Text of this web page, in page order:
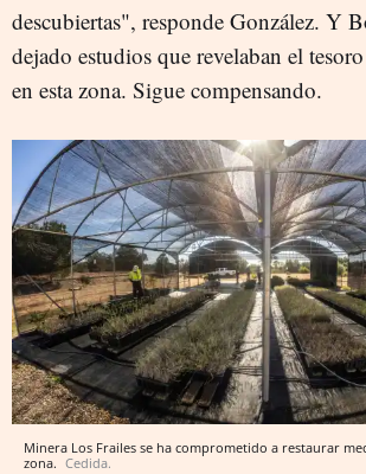
descubiertas", responde González. Y
dejado estudios que revelaban el
en esta zona. Sigue compensando.
Minera Los Frailes se ha comprometido a restaurar
zona. Cedida.